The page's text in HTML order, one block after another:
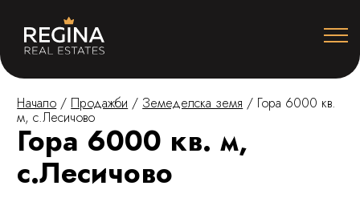
Начало / Продажби / Земеделска земя / Гора 6000 кв.
м, с.Лесичово
Гора 6000 кв. м,
с.Лесичово